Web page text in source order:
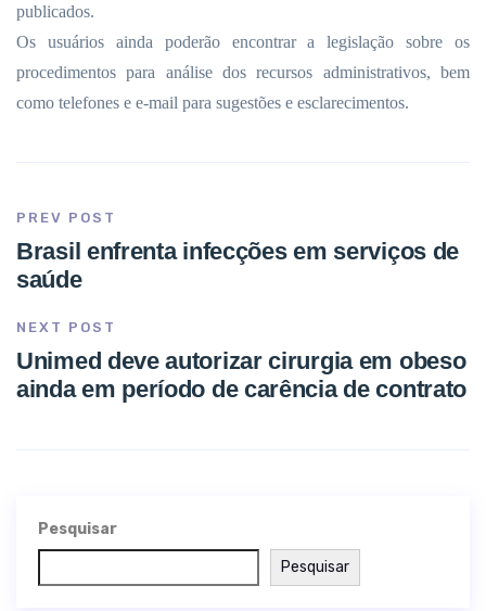
publicados.
Os usuários ainda poderão encontrar a legislação sobre os
procedimentos para análise dos recursos administrativos, bem
como telefones e e-mail para sugestões e esclarecimentos.
PREV POST
Brasil enfrenta infecções em serviços de
saúde
NEXT POST
Unimed deve autorizar cirurgia em obeso
ainda em período de carência de contrato
Pesquisar
Pesquisar